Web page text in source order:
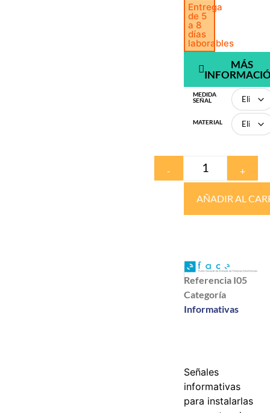
Entrega
de 5
a 8
días
laborables
MÁS
MEDIDA
SEÑAL
MATERIAL
- +
AÑADIR AL
Referencia I05
Categoría
Informativas
Señales
informativas
para instalarlas